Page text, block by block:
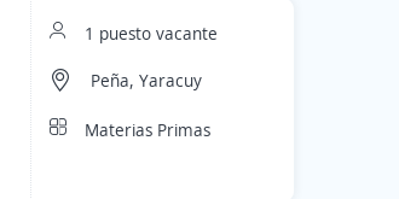
1 puesto vacante
Peña, Yaracuy
Materias Primas